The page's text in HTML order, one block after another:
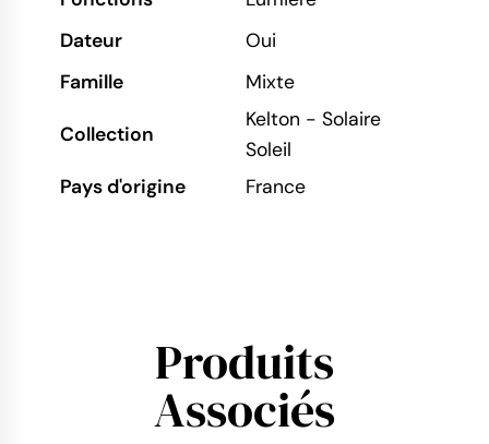
Dateur
Oui
Famille
Mixte
Collection
Kelton - Solaire
Soleil
Pays d'origine
France
Produits
Associés